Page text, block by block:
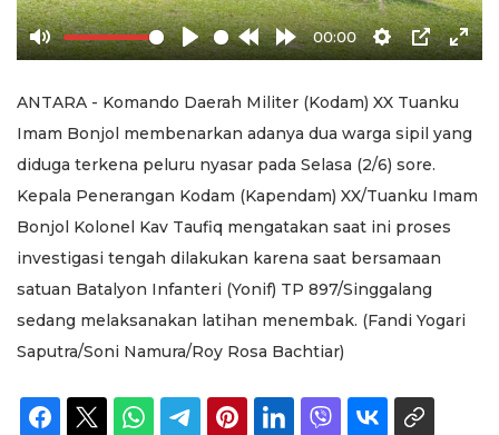
Mute Play
Rewind
10s
Forward
10s
00:00
Settings
PIP
ANTARA - Komando Daerah Militer (Kodam) XX Tuanku
Imam Bonjol membenarkan adanya dua warga sipil yang
diduga terkena peluru nyasar pada Selasa (2/6) sore.
Kepala Penerangan Kodam (Kapendam) XX/Tuanku Imam
Bonjol Kolonel Kav Taufiq mengatakan saat ini proses
investigasi tengah dilakukan karena saat bersamaan
satuan Batalyon Infanteri (Yonif) TP 897/Singgalang
sedang melaksanakan latihan menembak. (Fandi Yogari
Saputra/Soni Namura/Roy Rosa Bachtiar)